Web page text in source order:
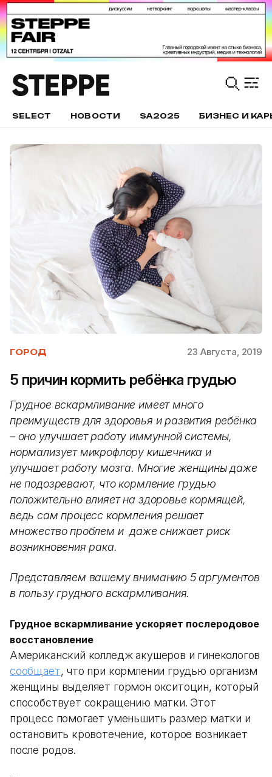
SELECT НОВОСТИ SA2025 БИЗНЕС И
ГОРОД 23 Августа, 2019
5 причин кормить ребёнка грудью
Грудное вскармливание имеет много
преимуществ для здоровья и развития ребёнка
– оно улучшает работу иммунной системы,
нормализует микрофлору кишечника и
улучшает работу мозга. Многие женщины даже
не подозревают, что кормление грудью
положительно влияет на здоровье кормящей,
ведь сам процесс кормления решает
множество проблем и даже снижает риск
возникновения рака.
Представляем вашему вниманию 5 аргументов
в пользу грудного вскармливания.
Грудное вскармливание ускоряет послеродовое
восстановление
Американский колледж акушеров и гинекологов
сообщает, что при кормлении грудью организм
женщины выделяет гормон окситоцин, который
способствует сокращению матки. Этот
процесс помогает уменьшить размер матки и
остановить кровотечение, которое возникает
после родов.